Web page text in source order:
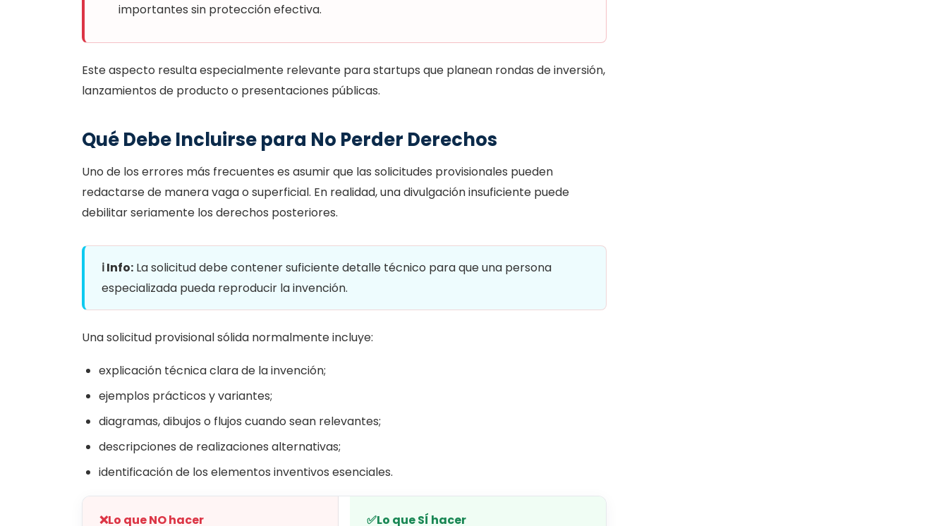
importantes sin protección efectiva.
Este aspecto resulta especialmente relevante para startups que planean rondas de inversión,
lanzamientos de producto o presentaciones públicas.
Qué Debe Incluirse para No Perder Derechos
Uno de los errores más frecuentes es asumir que las solicitudes provisionales pueden
redactarse de manera vaga o superficial. En realidad, una divulgación insuficiente puede
debilitar seriamente los derechos posteriores.
ℹ️ Info: La solicitud debe contener suficiente detalle técnico para que una persona
especializada pueda reproducir la invención.
Una solicitud provisional sólida normalmente incluye:
explicación técnica clara de la invención;
ejemplos prácticos y variantes;
diagramas, dibujos o flujos cuando sean relevantes;
descripciones de realizaciones alternativas;
identificación de los elementos inventivos esenciales.
❌Lo que NO hacer ✅Lo que SÍ hacer